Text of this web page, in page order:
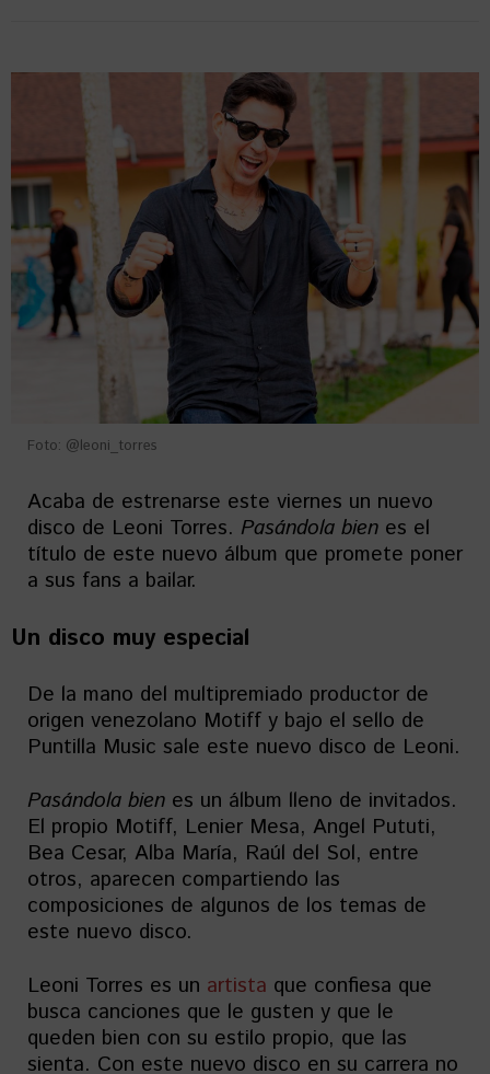
Foto: @leoni_torres
Acaba de estrenarse este viernes un nuevo
disco de Leoni Torres. Pasándola bien es el
título de este nuevo álbum que promete poner
a sus fans a bailar.
Un disco muy especial
De la mano del multipremiado productor de
origen venezolano Motiff y bajo el sello de
Puntilla Music sale este nuevo disco de Leoni.
Pasándola bien es un álbum lleno de invitados.
El propio Motiff, Lenier Mesa, Angel Pututi,
Bea Cesar, Alba María, Raúl del Sol, entre
otros, aparecen compartiendo las
composiciones de algunos de los temas de
este nuevo disco.
Leoni Torres es un artista que confiesa que
busca canciones que le gusten y que le
queden bien con su estilo propio, que las
sienta. Con este nuevo disco en su carrera no